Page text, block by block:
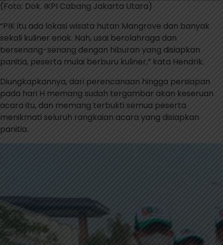
(Foto: Dok. IKPI Cabang Jakarta Utara)
“PIK itu ada lokasi wisata hutan Mangrove dan banyak
sekali kuliner enak. Nah, usai berolahraga dan
bersenang-senang dengan hiburan yang disiapkan
panitia, peserta mulai berburu kuliner,” kata Hendrik.
Diungkapkannya, dari perencanaan hingga persiapan
pada hari H memang sudah tergambar akan keseruan
acara itu, dan memang terbukti semua peserta
menikmati seluruh rangkaian acara yang disiapkan
panitia.